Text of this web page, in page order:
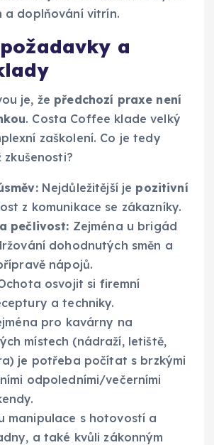
a doplňování vitrín.
a
je, že předchozí praxe není
. Costa Coffee klade velký
zaškolení. Co je tedy
zkušenosti?
Nejdůležitější je pozitivní
z komunikace se zákazníky.
pečlivost: Zejména u brigád
dohodnutých směn a
nápojů.
osvojit si firemní
a techniky.
pro kavárny na
místech (nádraží, letiště,
je potřeba počítat s brzkými
odpoledními/večerními
manipulace s hotovostí a
a také kvůli zákonným